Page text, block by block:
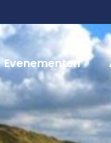
Evenementen